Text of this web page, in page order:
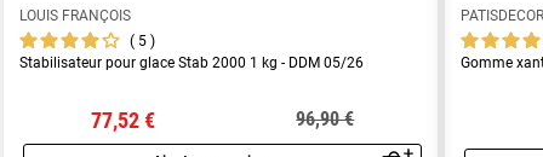
LOUIS FRANÇOIS
5
Stabilisateur pour glace Stab 2000 1 kg - DDM 05/26
77,52 € 96,90 €
Gomme